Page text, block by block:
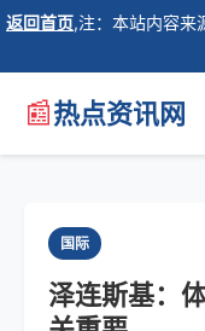
返回首页,注：本站内容来
📰热点资讯网
国际
泽连斯基：